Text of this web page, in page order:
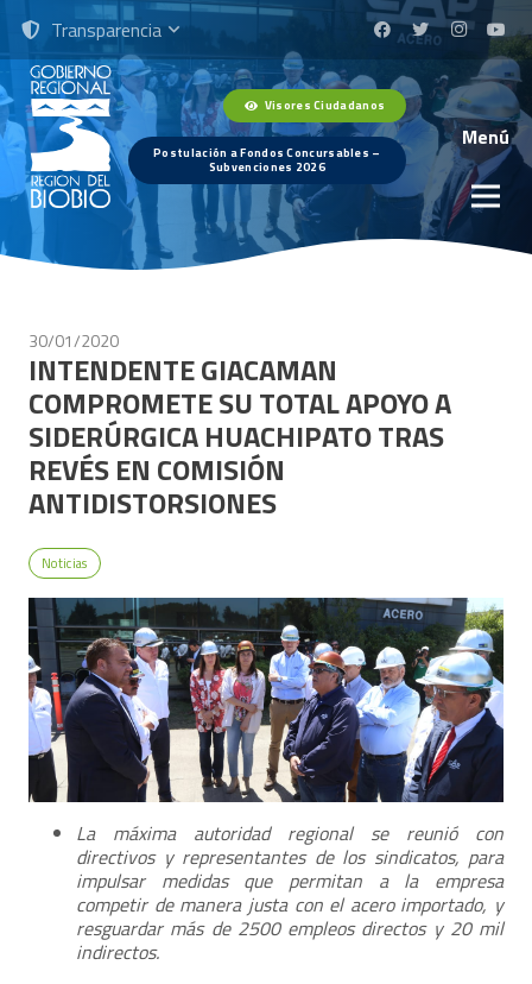
Transparencia
Visores Ciudadanos
Postulación a Fondos Concursables –
Subvenciones 2026
Menú
30/01/2020
INTENDENTE GIACAMAN
COMPROMETE SU TOTAL APOYO A
SIDERÚRGICA HUACHIPATO TRAS
REVÉS EN COMISIÓN
ANTIDISTORSIONES
Noticias
La máxima autoridad regional se reunió con
directivos y representantes de los sindicatos, para
impulsar medidas que permitan a la empresa
competir de manera justa con el acero importado, y
resguardar más de 2500 empleos directos y 20 mil
indirectos.